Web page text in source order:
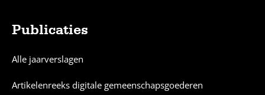
Publicaties
Alle jaarverslagen
Artikelenreeks digitale gemeenschapsgoederen